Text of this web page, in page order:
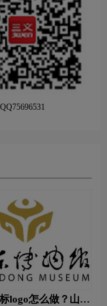
QQ75696531
logo怎么做？山东